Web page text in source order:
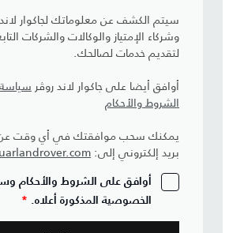
سيتم الكشف عن معلوماتك لجاكوار لاند
وشركاء الإمتياز والوكالات والشركات
لتقديم خدمات لصالحك.
أوافق أيضا على جاكوار لاند روڤر
الشروط والأحكام
يمكنك سحب موافقتك في أي وقت عن
بريد إلكتروني إلى:
أوافق على الشروط والأحكام
الخصوصية المذكورة أعلاه. *